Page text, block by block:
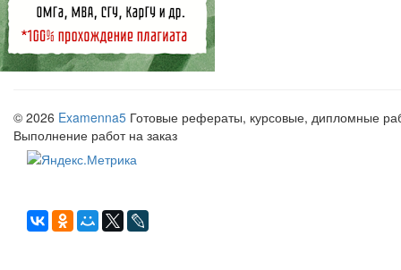
© 2026 Examenna5 Готовые рефераты, курсовые, дипломные
Выполнение работ на заказ